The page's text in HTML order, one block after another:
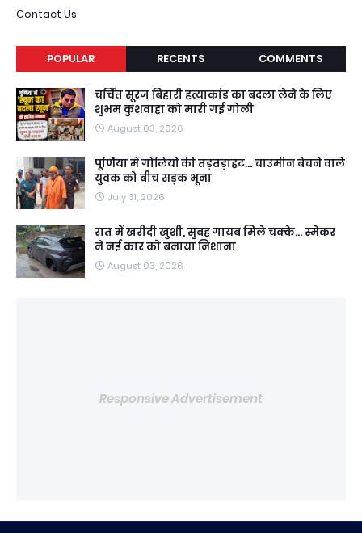
Contact Us
POPULAR RECENTS COMMENTS
चर्चित सूरज बिहारी हत्याकांड का बदला लेने के लिए
शुभम कुशवाहा को मारी गई गोली
August 03, 2026
पूर्णिया में गोलियों की तड़तड़ाहट... चाउमीन बेचने वाले
युवक को बीच सड़क भूना
July 31, 2026
रात में खरीदी खुशी, सुबह गायब मिले चक्के... स्मेकर
ने नई कार को बनाया निशाना
August 03, 2026
Responsive Advertisement